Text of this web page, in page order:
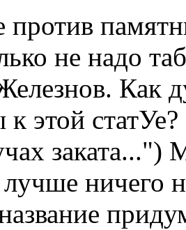
против
не надо
Как
к этой
ничего